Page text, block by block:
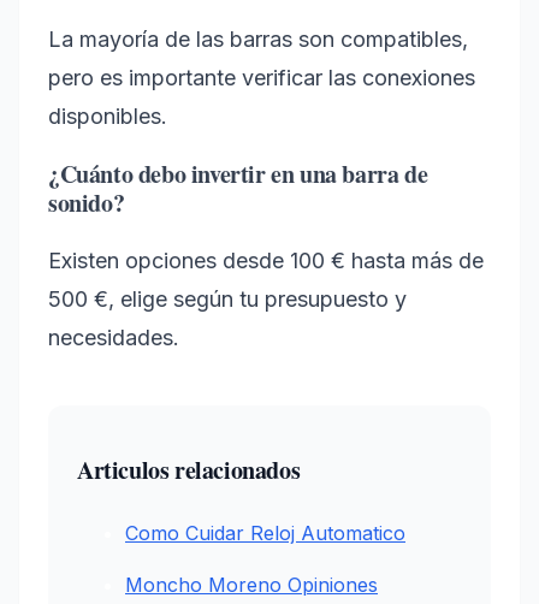
La mayoría de las barras son compatibles,
pero es importante verificar las conexiones
disponibles.
¿Cuánto debo invertir en una barra de
sonido?
Existen opciones desde 100 € hasta más de
500 €, elige según tu presupuesto y
necesidades.
Articulos relacionados
Como Cuidar Reloj Automatico
Moncho Moreno Opiniones